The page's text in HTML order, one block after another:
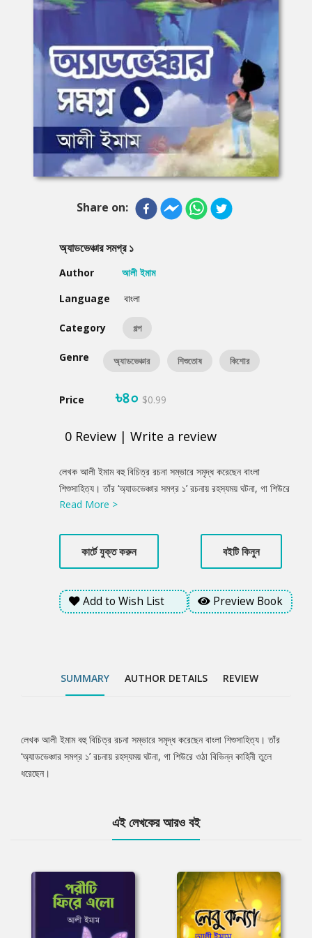
Share on:
অ্যাডভেঞ্চার সমগ্র ১
Author
আলী ইমাম
Language
বাংলা
Category গল্প
Genre অ্যাডভেঞ্চার শিশুতোষ কিশোর
Price ৳৪০ $0.99
0 Review | Write a review
Product
Summery
লেখক আলী ইমাম বহু বিচিত্র রচনা সম্ভারে সমৃদ্ধ করেছেন বাংলা
শিশুসাহিত্য। তাঁর ‘অ্যাডভেঞ্চার সমগ্র ১’ রচনায় রহস্যময় ঘটনা, গা শিউরে
ওঠা বিভিন্ন কাহিনী তুলে ধরেছেন।
Read More >
কার্টে যুক্ত করুন বইটি কিনুন
Add to Wish List Preview Book
SUMMARY AUTHOR DETAILS REVIEW
Tab
Article
লেখক আলী ইমাম বহু বিচিত্র রচনা সম্ভারে সমৃদ্ধ করেছেন বাংলা শিশুসাহিত্য। তাঁর
‘অ্যাডভেঞ্চার সমগ্র ১’ রচনায় রহস্যময় ঘটনা, গা শিউরে ওঠা বিভিন্ন কাহিনী তুলে
ধরেছেন।
এই লেখকের আরও বই